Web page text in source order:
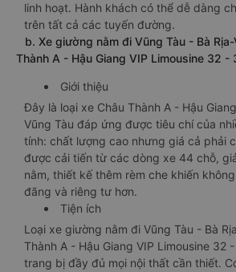
linh hoạt. Hành khách có thể dễ dàng
trên tất cả các tuyến đường.
b. Xe giường nằm đi Vũng Tàu - Bà
Thành A - Hậu Giang VIP Limousine 32 -
Giới thiệu
Đây là loại xe Châu Thành A - Hậu
Vũng Tàu đáp ứng được tiêu chí của
tính: chất lượng cao nhưng giá cả phải
được cải tiến từ các dòng xe 44 chỗ,
nằm, thiết kế thêm rèm che khiến
đãng và riêng tư hơn.
Tiện ích
Loại xe giường nằm đi Vũng Tàu - Bà
Thành A - Hậu Giang VIP Limousine 32
trang bị đầy đủ mọi nội thất cần thiết.